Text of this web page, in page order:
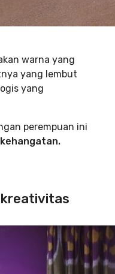
warna yang
yang lembut
yang
perempuan ini
kreativitas